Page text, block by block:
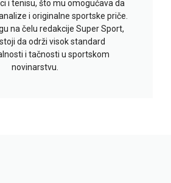
i tenisu, što mu omogućava da
i originalne sportske priče.
na čelu redakcije Super Sport,
da održi visok standard
i tačnosti u sportskom
novinarstvu.